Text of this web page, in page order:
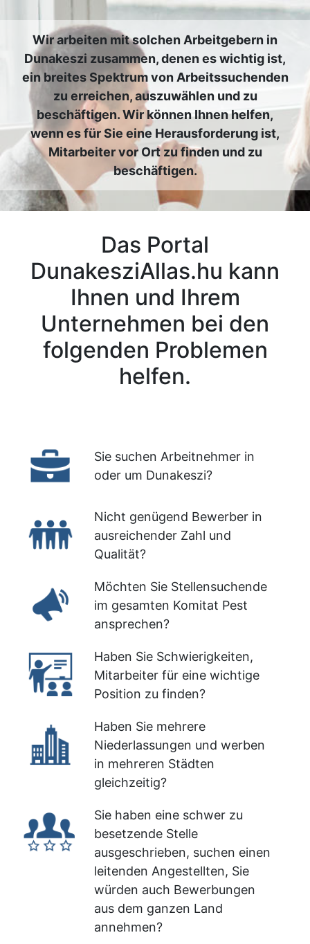
Wir arbeiten mit solchen Arbeitgebern in
Dunakeszi zusammen, denen es wichtig ist,
ein breites Spektrum von Arbeitssuchenden
zu erreichen, auszuwählen und zu
beschäftigen. Wir können Ihnen helfen,
wenn es für Sie eine Herausforderung ist,
Mitarbeiter vor Ort zu finden und zu
beschäftigen.
Das Portal
DunakesziAllas.hu kann
Ihnen und Ihrem
Unternehmen bei den
folgenden Problemen
helfen.
Sie suchen Arbeitnehmer in
oder um Dunakeszi?
Nicht genügend Bewerber in
ausreichender Zahl und
Qualität?
Möchten Sie Stellensuchende
im gesamten Komitat Pest
ansprechen?
Haben Sie Schwierigkeiten,
Mitarbeiter für eine wichtige
Position zu finden?
Haben Sie mehrere
Niederlassungen und werben
in mehreren Städten
gleichzeitig?
Sie haben eine schwer zu
besetzende Stelle
ausgeschrieben, suchen einen
leitenden Angestellten, Sie
würden auch Bewerbungen
aus dem ganzen Land
annehmen?